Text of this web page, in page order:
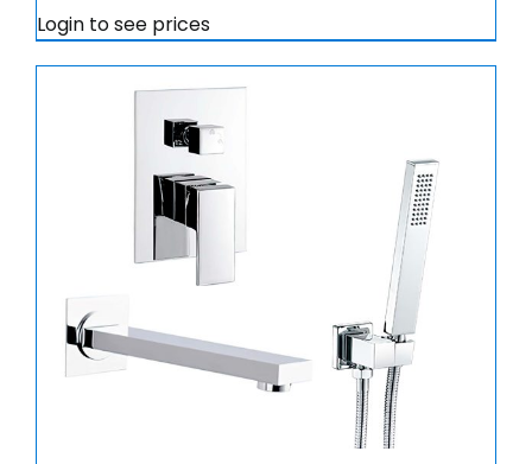
Login to see prices